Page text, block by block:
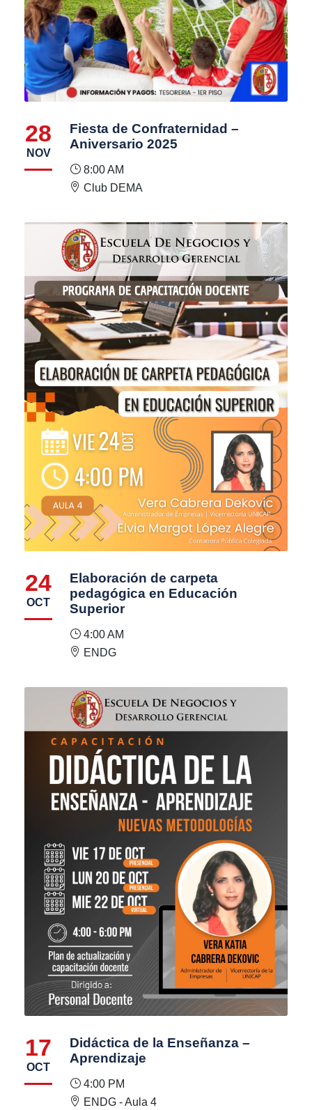
28
NOV
Fiesta de Confraternidad –
Aniversario 2025
8:00 AM
Club DEMA
24
OCT
Elaboración de carpeta
pedagógica en Educación
Superior
4:00 AM
ENDG
17
OCT
Didáctica de la Enseñanza –
Aprendizaje
4:00 PM
ENDG - Aula 4